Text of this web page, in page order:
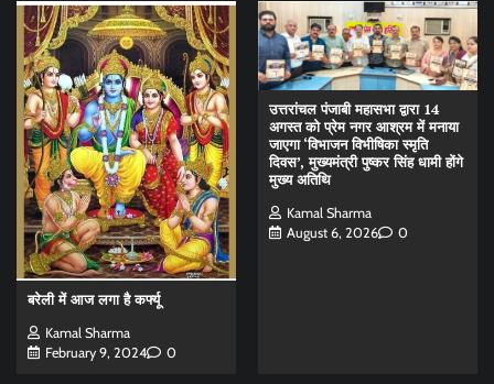
बरेली में आज लगा है कर्फ्यू
Kamal Sharma
February 9, 2024
0
उत्तरांचल पंजाबी महासभा द्वारा 14
अगस्त को प्रेम नगर आश्रम में मनाया
जाएगा ‘विभाजन विभीषिका स्मृति
दिवस’, मुख्यमंत्री पुष्कर सिंह धामी होंगे
मुख्य अतिथि
Kamal Sharma
August 6, 2026
0